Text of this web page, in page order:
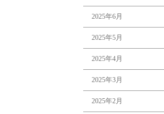
2025年6月
2025年5月
2025年4月
2025年3月
2025年2月